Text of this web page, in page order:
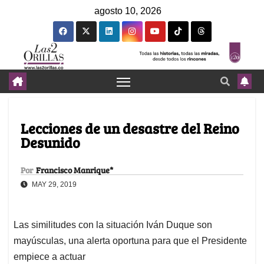
agosto 10, 2026
Lecciones de un desastre del Reino
Desunido
Por Francisco Manrique*
MAY 29, 2019
Las similitudes con la situación Iván Duque son
mayúsculas, una alerta oportuna para que el Presidente
empiece a actuar